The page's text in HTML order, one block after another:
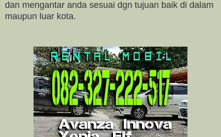
dan mengantar anda sesuai dgn tujuan baik di dalam
maupun luar kota.